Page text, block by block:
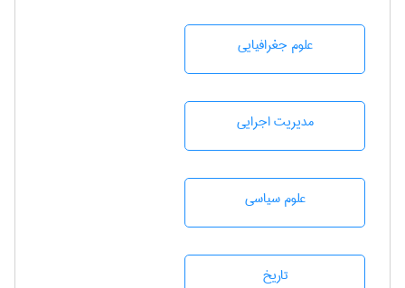
علوم جغرافيايی
مديريت اجرايی
علوم سياسی
تاريخ